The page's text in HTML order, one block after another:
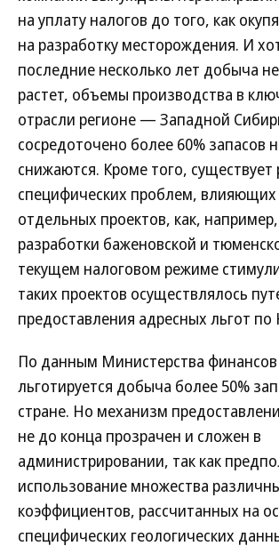
на уплату налогов до того, как
на разработку месторождения. И
последние несколько лет добыча
растет, объемы производства в
отрасли регионе — Западной
сосредоточено более 60% запасов
снижаются. Кроме того, существует
специфических проблем, влияющих
отдельных проектов, как,
разработки баженовской и
текущем налоговом режиме
таких проектов осуществлялось
предоставления адресных льгот
По данным Министерства
льготируется добыча более 50%
стране. Но механизм
не до конца прозрачен и сложен в
администрировании, так как
использование множества
коэффициентов, рассчитанных на
специфических геологических